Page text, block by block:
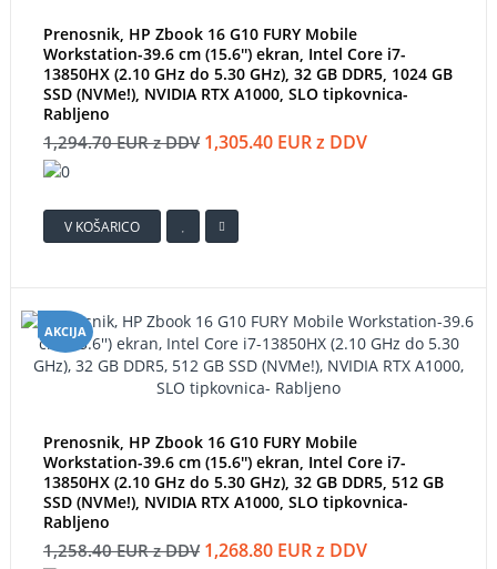
Prenosnik, HP Zbook 16 G10 FURY Mobile
Workstation-39.6 cm (15.6'') ekran, Intel Core i7-
13850HX (2.10 GHz do 5.30 GHz), 32 GB DDR5, 1024 GB
SSD (NVMe!), NVIDIA RTX A1000, SLO tipkovnica-
Rabljeno
1,294.70 EUR z DDV 1,305.40 EUR z DDV
V KOŠARICO
AKCIJA
Prenosnik, HP Zbook 16 G10 FURY Mobile
Workstation-39.6 cm (15.6'') ekran, Intel Core i7-
13850HX (2.10 GHz do 5.30 GHz), 32 GB DDR5, 512 GB
SSD (NVMe!), NVIDIA RTX A1000, SLO tipkovnica-
Rabljeno
1,258.40 EUR z DDV 1,268.80 EUR z DDV